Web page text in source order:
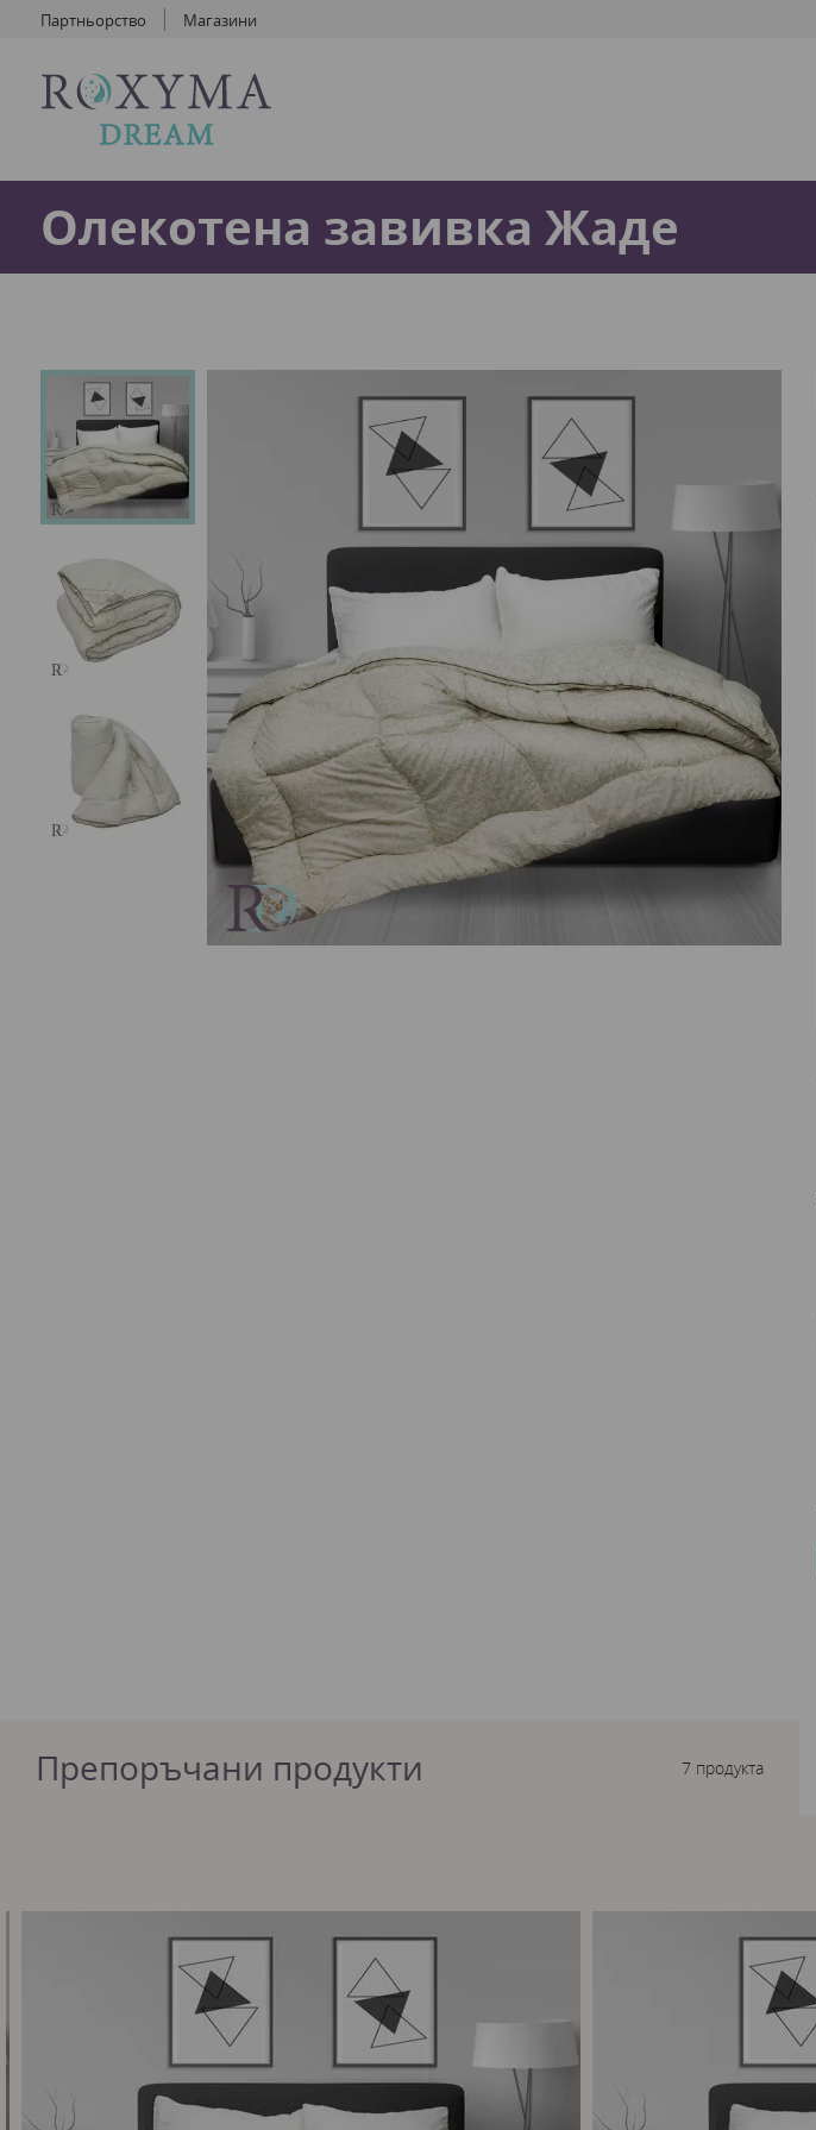
Партньорство Магазини
Олекотена завивка Жаде
Препоръчани продукти 7 продукта